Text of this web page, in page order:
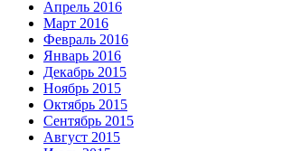
Апрель 2016
Март 2016
Февраль 2016
Январь 2016
Декабрь 2015
Ноябрь 2015
Октябрь 2015
Сентябрь 2015
Август 2015